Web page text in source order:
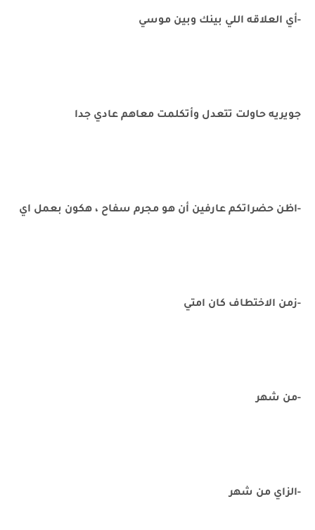
-أي العلاقه اللي بينك وبين موسي
جويريه حاولت تتعدل وأتكلمت معاهم عادي جدا
-اظن حضراتكم عارفين أن هو مجرم سفاح ، هكون بعمل اي
-زمن الاختطاف كان امتي
-من شهر
-الزاي من شهر